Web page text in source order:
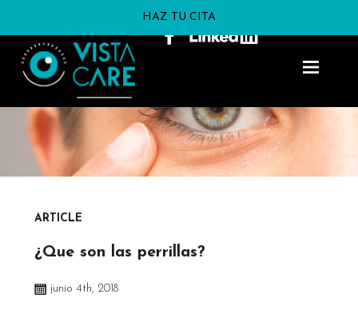
HAZ TU CITA
ARTICLE
¿Que son las perrillas?
junio 4th, 2018